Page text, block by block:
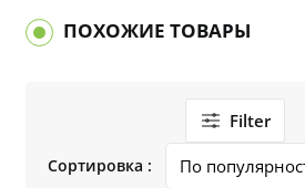
ПОХОЖИЕ ТОВАРЫ
Filter
Сортировка :